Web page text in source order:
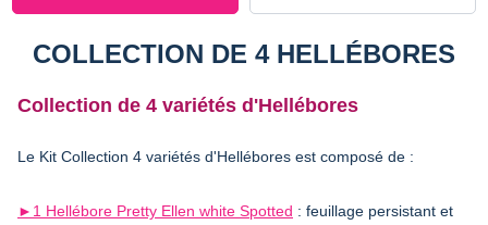
COLLECTION DE 4 HELLÉBORES
Collection de 4 variétés d'Hellébores
Le Kit Collection 4 variétés d'Hellébores est composé de :
► 1 Hellébore Pretty Ellen white Spotted : feuillage persistant et